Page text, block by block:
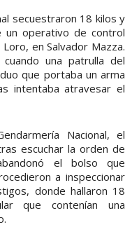
secuestraron 18 kilos y
un operativo de control
en Salvador Mazza.
una patrulla del
que portaba un arma
intentaba atravesar el
Nacional, el
escuchar la orden de
el bolso que
a inspeccionar
donde hallaron 18
que contenían una